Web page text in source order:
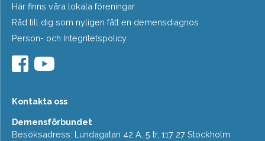
Här finns våra lokala föreningar
Råd till dig som nyligen fått en demensdiagnos
Person- och Integritetspolicy
Kontakta oss
Demensförbundet
Besöksadress: Lundagatan 42 A, 5 tr, 117 27 Stockholm